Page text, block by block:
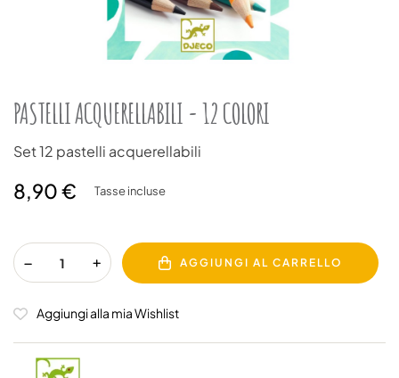
PASTELLI ACQUERELLABILI - 12 COLORI
Set 12 pastelli acquerellabili
8,90 € Tasse incluse
AGGIUNGI AL CARRELLO
Aggiungi alla mia Wishlist